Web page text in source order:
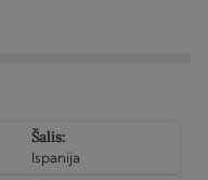
Šalis:
Ispanija